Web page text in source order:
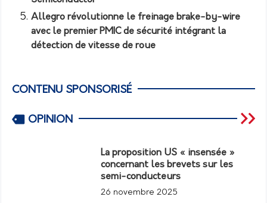
Allegro révolutionne le freinage brake-by-wire
avec le premier PMIC de sécurité intégrant la
détection de vitesse de roue
CONTENU SPONSORISÉ
OPINION
La proposition US « insensée »
concernant les brevets sur les
semi-conducteurs
26 novembre 2025